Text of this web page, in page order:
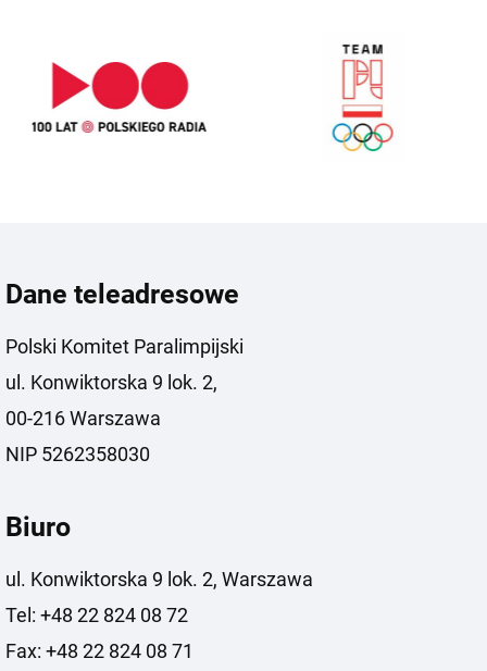
Dane teleadresowe
Polski Komitet Paralimpijski
ul. Konwiktorska 9 lok. 2,
00-216 Warszawa
NIP 5262358030
Biuro
ul. Konwiktorska 9 lok. 2, Warszawa
Tel: +48 22 824 08 72
Fax: +48 22 824 08 71